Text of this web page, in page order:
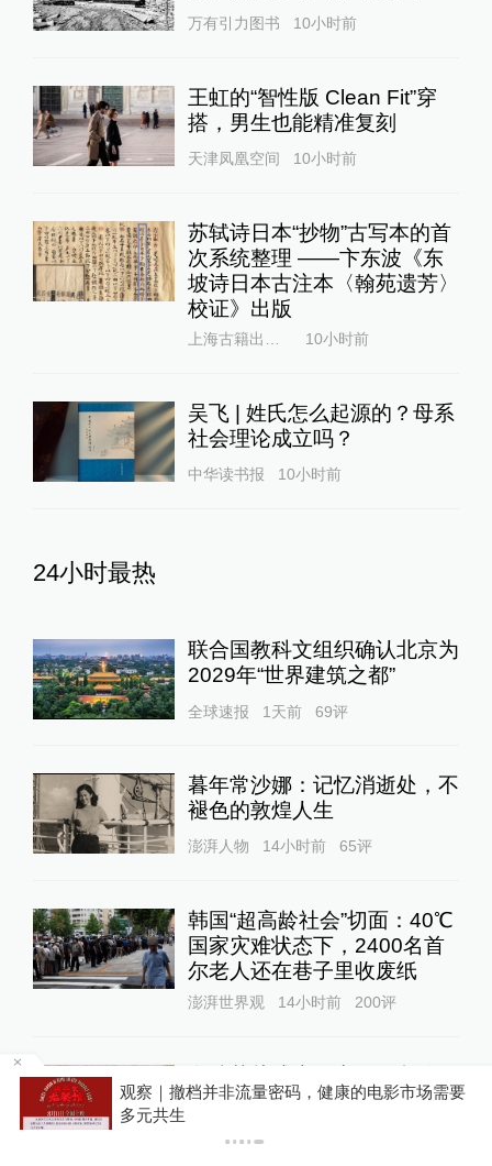
万有引力图书 10小时前
王虹的“智性版 Clean Fit”穿
搭，男生也能精准复刻
天津凤凰空间 10小时前
苏轼诗日本“抄物”古写本的首
次系统整理 ——卞东波《东
坡诗日本古注本〈翰苑遗芳〉
校证》出版
10小时前
吴飞 | 姓氏怎么起源的？母系
社会理论成立吗？
中华读书报 10小时前
24小时最热
联合国教科文组织确认北京为
2029年“世界建筑之都”
全球速报 1天前 69评
暮年常沙娜：记忆消逝处，不
褪色的敦煌人生
澎湃人物 14小时前 65评
韩国“超高龄社会”切面：40℃
国家灾难状态下，2400名首
尔老人还在巷子里收废纸
澎湃世界观 14小时前 200评
余承东称所有手机都要大规模
观察｜撤档并非流量密码，健康的电影市场需要
多元共生